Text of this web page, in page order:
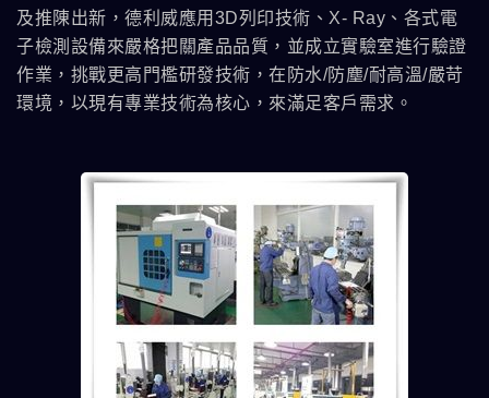
及推陳出新，德利威應用3D列印技術、X- Ray、各式電
子檢測設備來嚴格把關產品品質，並成立實驗室進行驗證
作業，挑戰更高門檻研發技術，在防水/防塵/耐高溫/嚴苛
環境，以現有專業技術為核心，來滿足客戶需求。